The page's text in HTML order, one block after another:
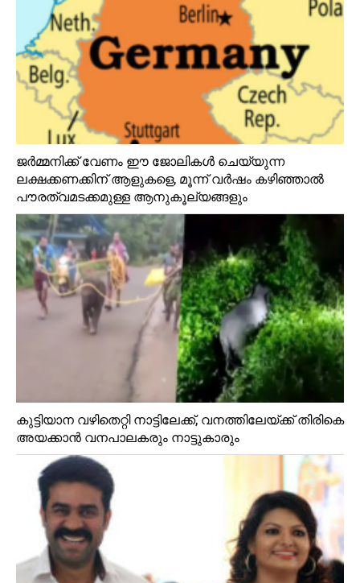
ജർമ്മനിക്ക് വേണം ഈ ജോലികൾ ചെയ്യുന്ന
ലക്ഷക്കണക്കിന് ആളുകളെ, മൂന്ന് വർഷം കഴിഞ്ഞാൽ
പൗരത്വമടക്കമുള്ള ആനുകൂല്യങ്ങളും
കുട്ടിയാന വഴിതെറ്റി നാട്ടിലേക്ക്, വനത്തിലേയ്ക്ക് തിരികെ
അയക്കാൻ വനപാലകരും നാട്ടുകാരും